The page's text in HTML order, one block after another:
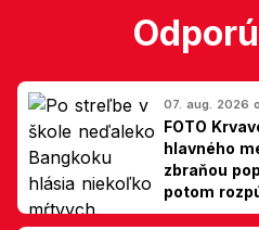
07. aug. 2026
FOTO
hlavného
zbraňou
potom